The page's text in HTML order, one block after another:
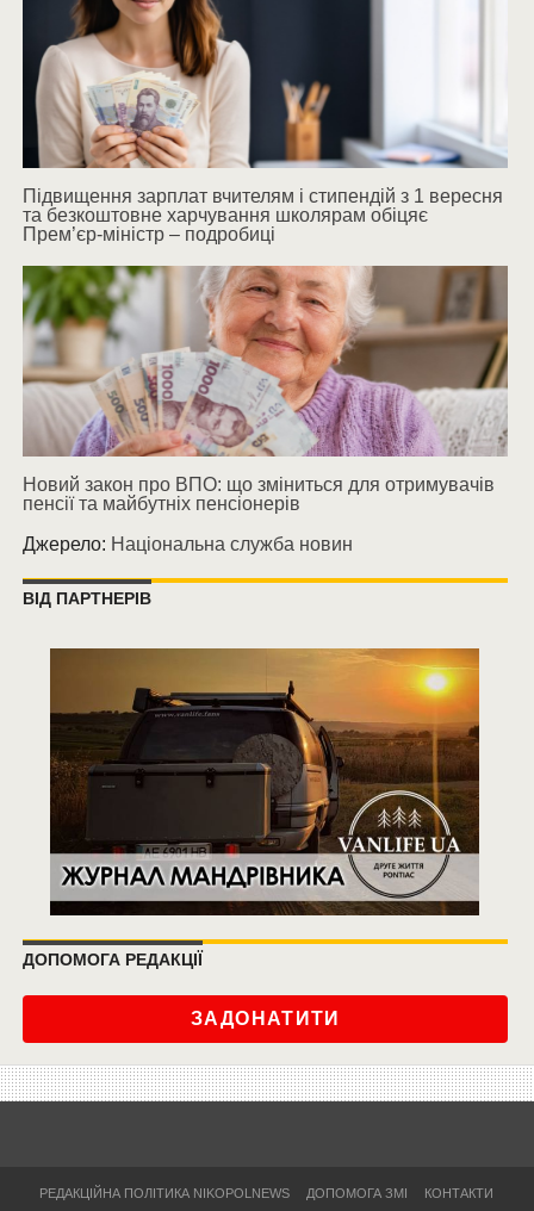
Підвищення зарплат вчителям і стипендій з 1 вересня
та безкоштовне харчування школярам обіцяє
Прем’єр-міністр – подробиці
Новий закон про ВПО: що зміниться для отримувачів
пенсії та майбутніх пенсіонерів
Джерело: Національна служба новин
ВІД ПАРТНЕРІВ
ДОПОМОГА РЕДАКЦІЇ
ЗАДОНАТИТИ
РЕДАКЦІЙНА ПОЛІТИКА NIKOPOLNEWS ДОПОМОГА ЗМІ КОНТАКТИ